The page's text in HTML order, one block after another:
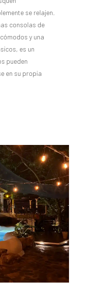
se relajen.
consolas de
y una
es un
pueden
en su propia